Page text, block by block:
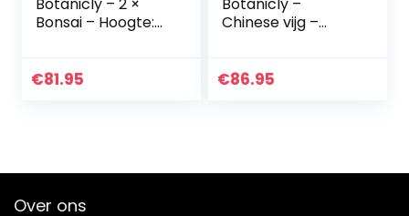
Botanicly – 2 ×
Bonsai – Hoogte:
€81.95
Botanicly –
Chinese vijg –
€86.95
Over ons